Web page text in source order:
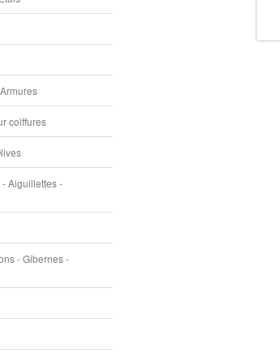
coiffures
Aiguillettes -
- Gibernes -